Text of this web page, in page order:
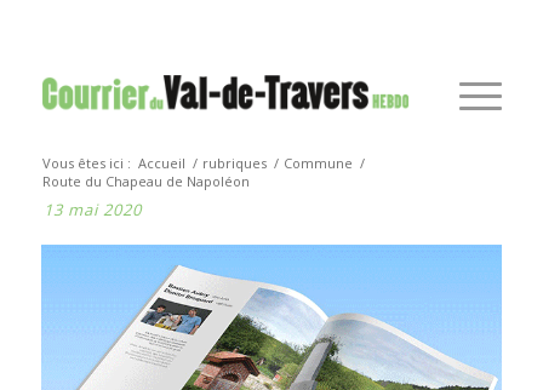
Vous êtes ici : Accueil / rubriques / Commune /
Route du Chapeau de Napoléon
13 mai 2020